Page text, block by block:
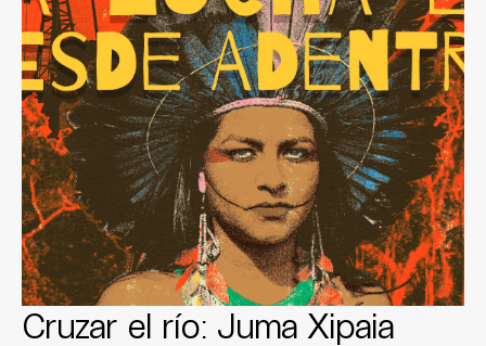
Cruzar el río: Juma Xipaia